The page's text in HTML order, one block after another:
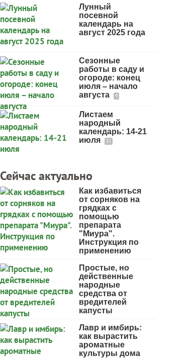
Лунный
посевной
календарь на
август 2025 года
Сезонные
работы в саду и
огороде: конец
июля – начало
августа
9
Листаем
народный
календарь: 14-21
июля
31
Сейчас актуально
Как избавиться
от сорняков на
грядках с
помощью
препарата
"Миура".
Инструкция по
применению
Простые, но
действенные
народные
средства от
вредителей
капусты
Лавр и имбирь:
как вырастить
ароматные
культуры дома